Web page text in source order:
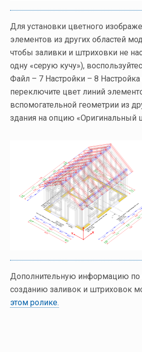
Для установки цветного
элементов из других областей
чтобы заливки и штриховки не
одну «серую кучу»),
Файл – 7 Настройки – 8 Настройка
переключите цвет линий
вспомогательной геометрии из
здания на опцию «Оригинальный
Дополнительную информацию по
созданию заливок и штриховок
этом ролике.